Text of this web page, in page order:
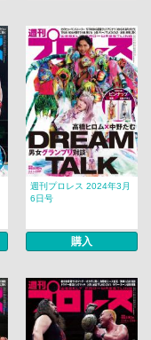
週刊プロレス 2024年3月
6日号
購入